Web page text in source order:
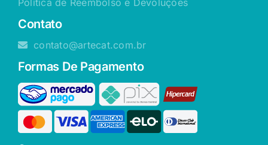
Política de Reembolso e Devoluções
Contato
contato@artecat.com.br
Formas De Pagamento